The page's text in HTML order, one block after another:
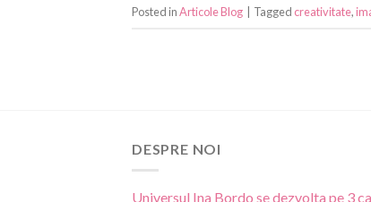
Posted inArticole Blog Tagged creativitate,
DESPRE NOI
Universul Ina Bordo se dezvolta pe 3